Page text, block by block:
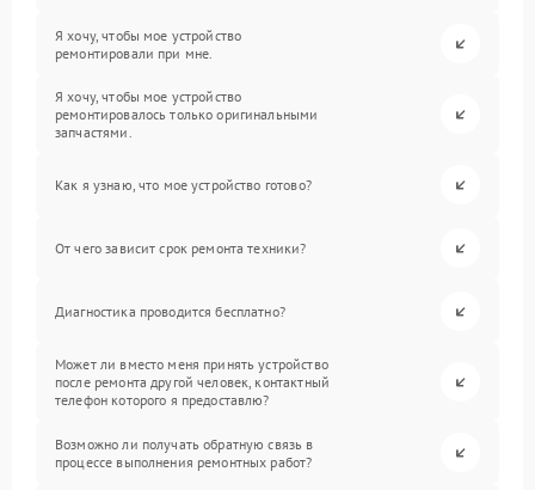
Я хочу, чтобы мое устройство
ремонтировали при мне.
Я хочу, чтобы мое устройство
ремонтировалось только оригинальными
запчастями.
Как я узнаю, что мое устройство готово?
От чего зависит срок ремонта техники?
Диагностика проводится бесплатно?
Может ли вместо меня принять устройство
после ремонта другой человек, контактный
телефон которого я предоставлю?
Возможно ли получать обратную связь в
процессе выполнения ремонтных работ?